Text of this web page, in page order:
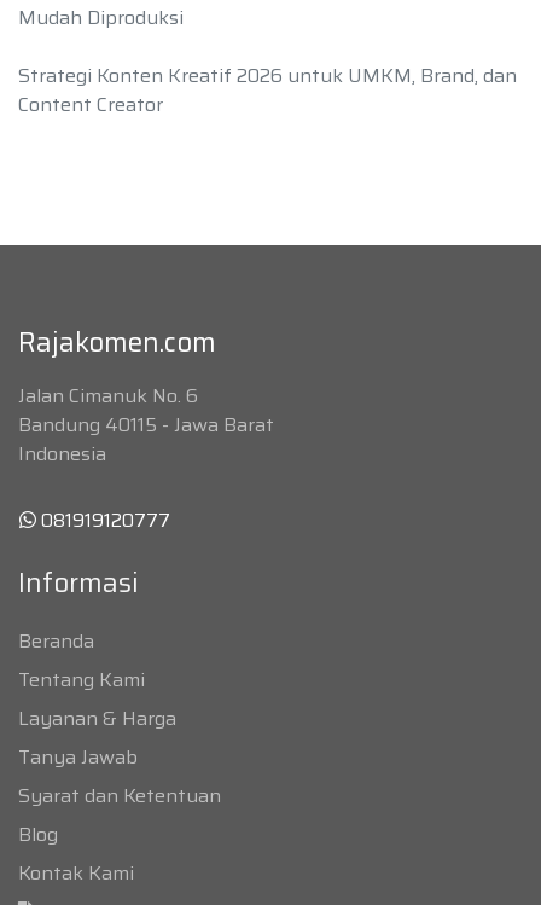
Mudah Diproduksi
Strategi Konten Kreatif 2026 untuk UMKM, Brand, dan
Content Creator
Rajakomen.com
Jalan Cimanuk No. 6
Bandung 40115 - Jawa Barat
Indonesia
081919120777
Informasi
Beranda
Tentang Kami
Layanan & Harga
Tanya Jawab
Syarat dan Ketentuan
Blog
Kontak Kami